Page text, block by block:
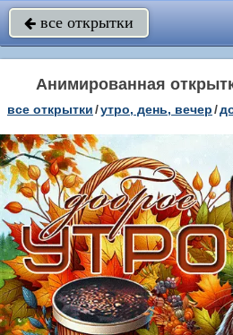
 все открытки
Анимированная
все открытки/утро, день, вечер/